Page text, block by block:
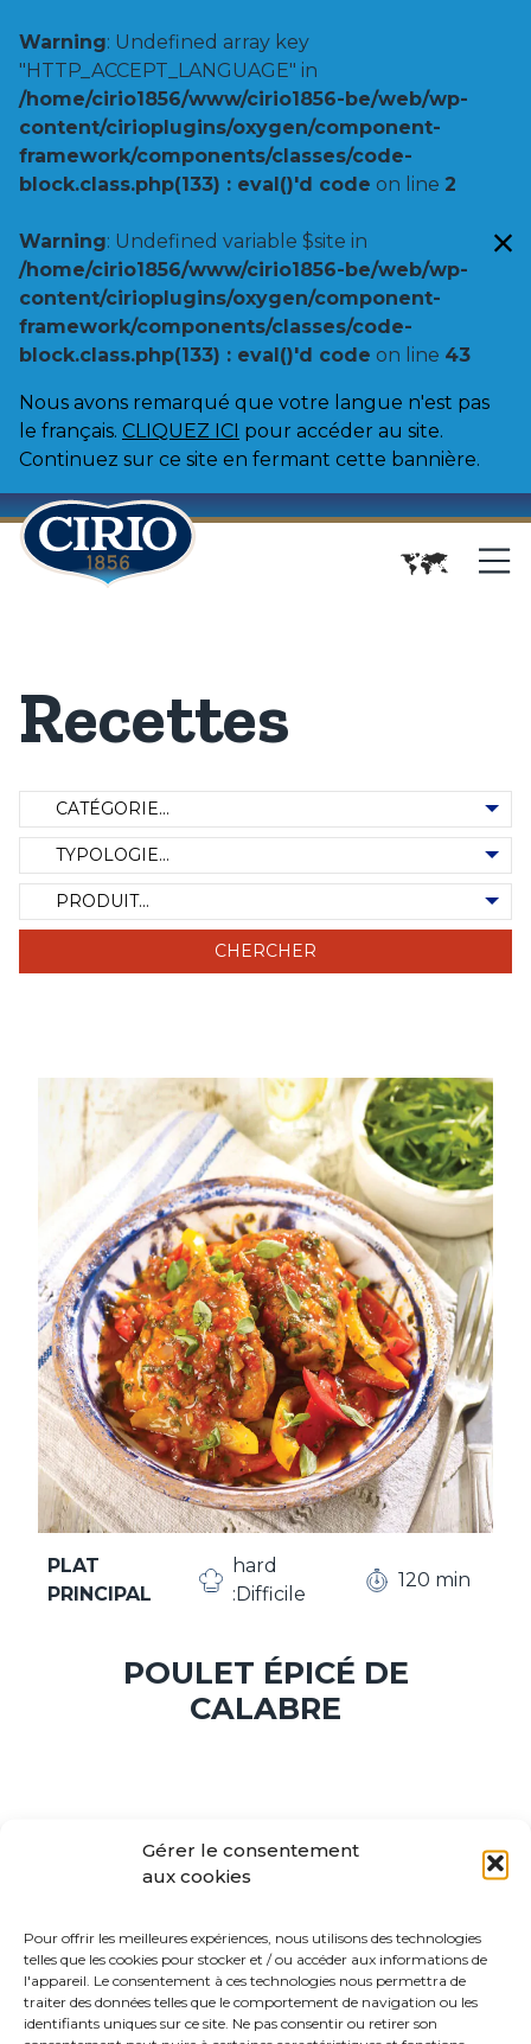
Gérer le consentement
aux cookies
Pour offrir les meilleures expériences, nous utilisons des technologies
telles que les cookies pour stocker et / ou accéder aux informations de
l'appareil. Le consentement à ces technologies nous permettra de
traiter des données telles que le comportement de navigation ou les
identifiants uniques sur ce site. Ne pas consentir ou retirer son
Warning: Undefined array key
"HTTP_ACCEPT_LANGUAGE" in
/home/cirio1856/www/cirio1856-be/web/wp-
content/cirioplugins/oxygen/component-
framework/components/classes/code-
block.class.php(133) : eval()'d code on line 2
Warning: Undefined variable $site in
/home/cirio1856/www/cirio1856-be/web/wp-
content/cirioplugins/oxygen/component-
framework/components/classes/code-
block.class.php(133) : eval()'d code on line 43
Nous avons remarqué que votre langue n'est pas
le français. CLIQUEZ ICI pour accéder au site.
Continuez sur ce site en fermant cette bannière.
Recettes
Catégorie de recette
Typologie des recettes
Produit d'occasion
PLAT
PRINCIPAL
hard
:Difficile
120 min
POULET ÉPICÉ DE
CALABRE
« Précédent